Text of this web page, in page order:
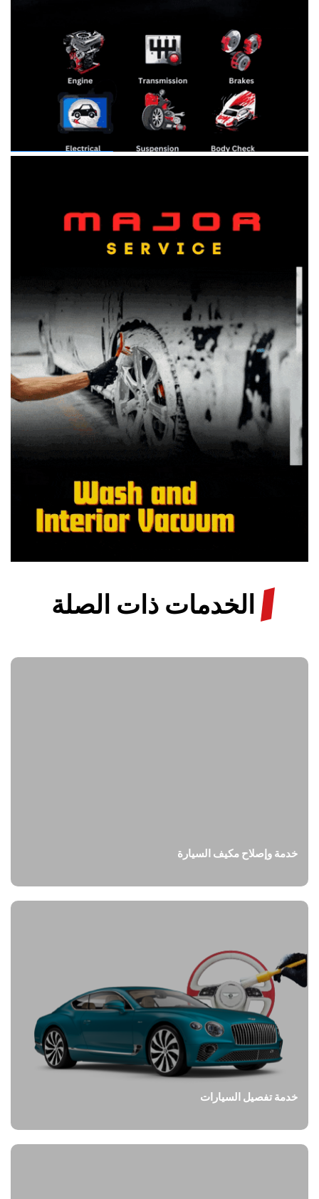
/ الخدمات ذات الصلة
خدمة وإصلاح مكيف السيارة
خدمة تفصيل السيارات